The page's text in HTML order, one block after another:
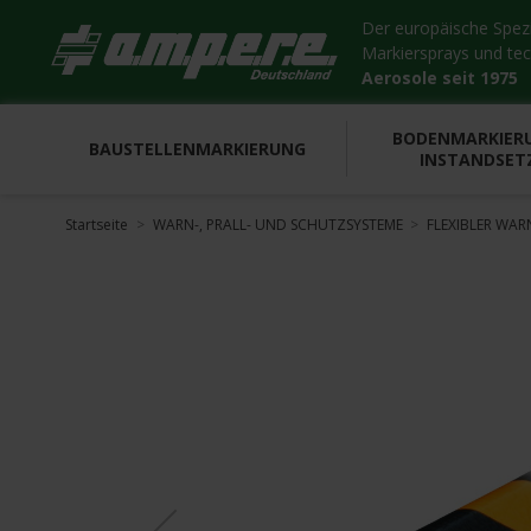
Der europäische
Markiersprays und
Aerosole seit 1975
BAUSTELLENMARKIERUNG
Startseite WARN-, PRALL- UND SCHUTZSYSTEME FLEXIBLER